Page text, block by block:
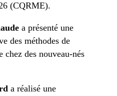
(CQRME).
a présenté une
des méthodes de
des nouveau-nés
a réalisé une